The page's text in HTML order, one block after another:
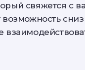
свяжется с
возможность